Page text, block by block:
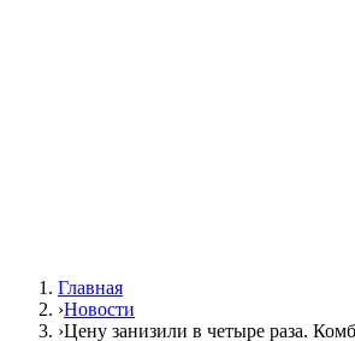
Главная
›Новости
›Цену занизили в четыре раза.